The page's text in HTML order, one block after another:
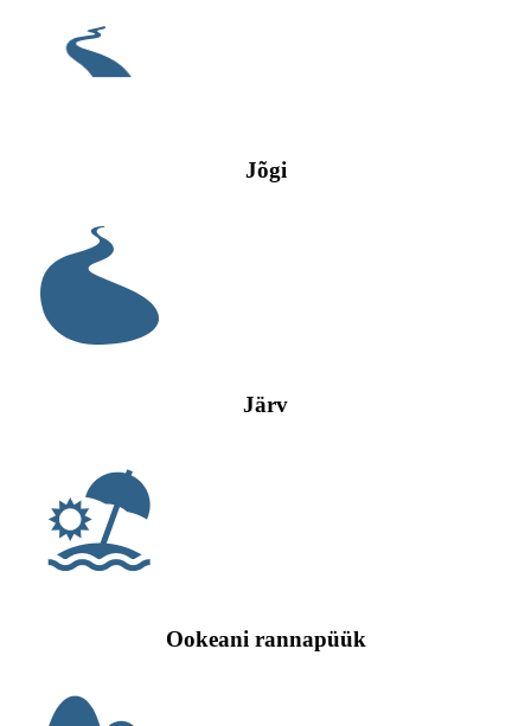
Jõgi
Järv
Ookeani rannapüük